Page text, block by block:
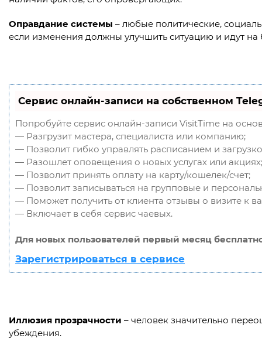
Оправдание системы – любые политические,
если изменения должны улучшить ситуацию и идут на
Сервис онлайн-записи на собственном
Попробуйте сервис онлайн-записи VisitTime на
— Разгрузит мастера, специалиста или компанию;
— Позволит гибко управлять расписанием и
— Разошлет оповещения о новых услугах или акциях;
— Позволит принять оплату на карту/кошелек/счет;
— Позволит записываться на групповые и
— Поможет получить от клиента отзывы о визите к
— Включает в себя сервис чаевых.
Для новых пользователей первый месяц
Зарегистрироваться в сервисе
Иллюзия прозрачности – человек значительно
убеждения.